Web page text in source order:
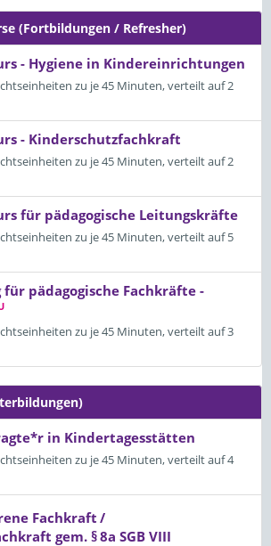
(Fortbildungen / Refresher)
- Hygiene in Kindereinrichtungen
zu je 45 Minuten, verteilt auf 2
- Kinderschutzfachkraft
zu je 45 Minuten, verteilt auf 2
für pädagogische Leitungskräfte
zu je 45 Minuten, verteilt auf 5
pädagogische Fachkräfte -
zu je 45 Minuten, verteilt auf 3
in Kindertagesstätten
zu je 45 Minuten, verteilt auf 4
Fachkraft /
gem. § 8a SGB VIII